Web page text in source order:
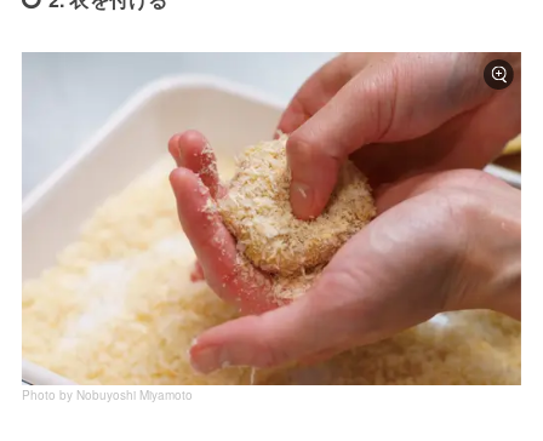
Photo by Nobuyoshi Miyamoto